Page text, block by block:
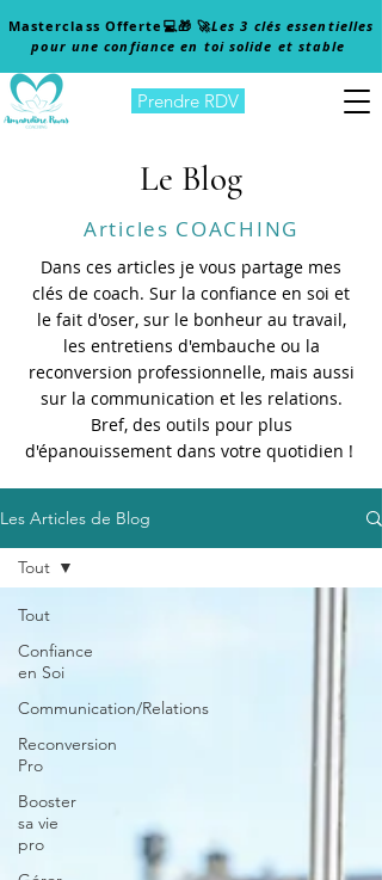
Masterclass Offerte 💻🎁 🚀Les 3 clés essentielles
pour une confiance en toi solide et stable
Prendre RDV
Le Blog
Articles COACHING
Dans ces articles je vous partage mes
clés de coach. Sur la confiance en soi et
le fait d'oser, sur le bonheur au travail,
les entretiens d'embauche ou la
reconversion professionnelle, mais aussi
sur la communication et les relations.
Bref, des outils pour plus
d'épanouissement dans votre quotidien !
Les Articles de Blog
Tout
Confiance
en Soi
Communication/Relations
Reconversion
Pro
Booster
sa vie
pro
Tout